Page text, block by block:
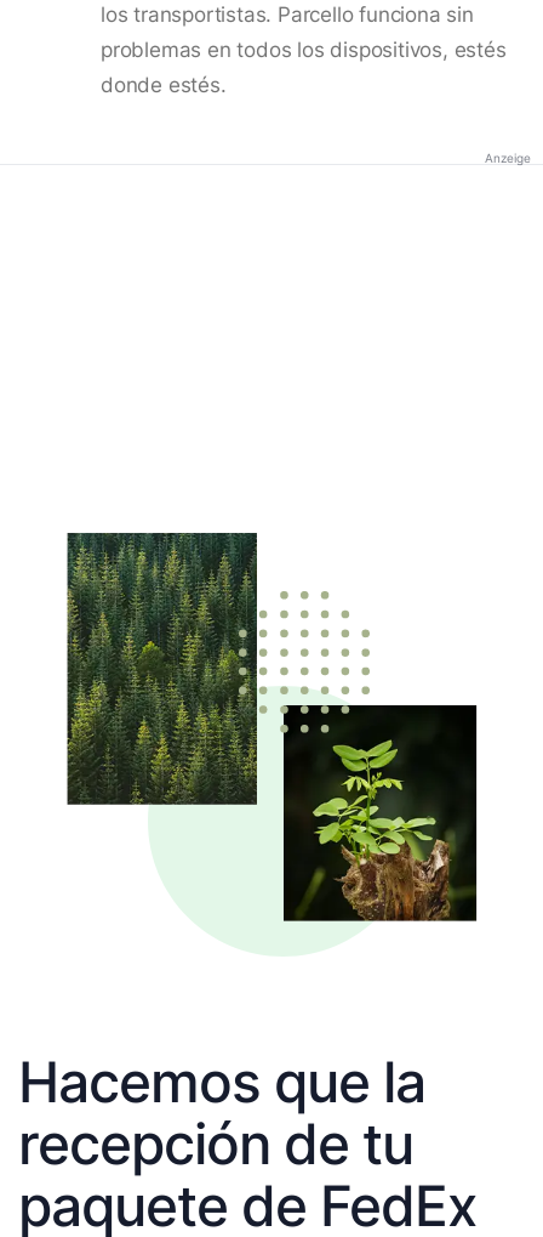
los transportistas. Parcello funciona sin
problemas en todos los dispositivos, estés
donde estés.
Anzeige
Hacemos que la
recepción de tu
paquete de FedEx